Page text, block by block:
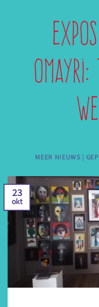
Omayri:
MEER NIEUWS |
23
okt